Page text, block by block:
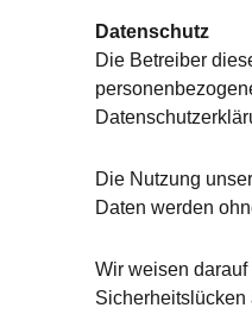
Datenschutz
Die Betreiber
Die Nutzung
Daten werden
Wir weisen
Sicherheitslücken